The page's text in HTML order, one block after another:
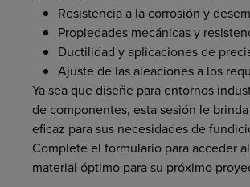
Resistencia a la corrosión y
Propiedades mecánicas y
Ductilidad y aplicaciones de
Ajuste de las aleaciones a los
Ya sea que diseñe para entornos
de componentes, esta sesión le
eficaz para sus necesidades de
Complete el formulario para acceder
material óptimo para su próximo